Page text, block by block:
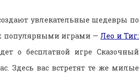
увлекательные шедевры по
популярными играми —Лео и Тиг:
о бесплатной игре Сказочный
Здесь вас встретят те же милые